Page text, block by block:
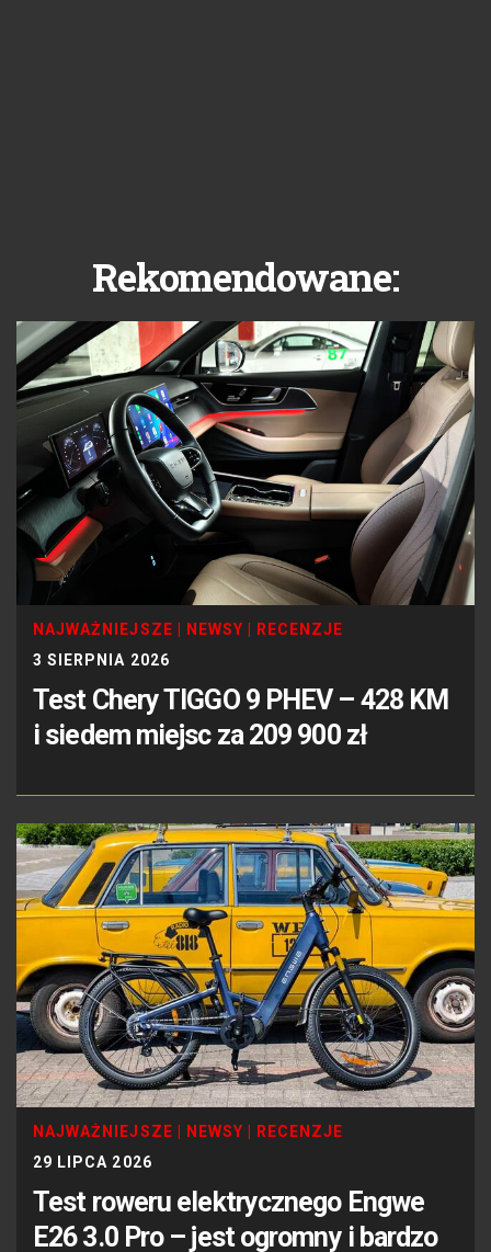
Rekomendowane:
NAJWAŻNIEJSZE NEWSY
RECENZJE
3 SIERPNIA 2026
Test Chery TIGGO 9 PHEV – 428 KM
i siedem miejsc za 209 900 zł
NAJWAŻNIEJSZE NEWSY
RECENZJE
29 LIPCA 2026
Test roweru elektrycznego Engwe
E26 3.0 Pro – jest ogromny i bardzo